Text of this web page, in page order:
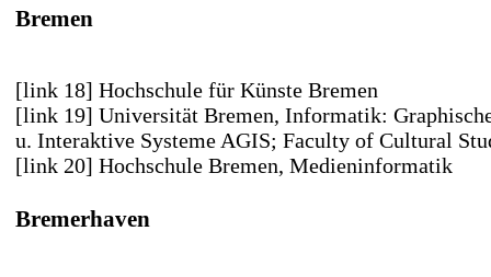
Bremen
[link 18] Hochschule für Künste Bremen
[link 19] Universität Bremen, Informatik:
u. Interaktive Systeme AGIS; Faculty of Cultural
[link 20] Hochschule Bremen, Medieninformatik
Bremerhaven